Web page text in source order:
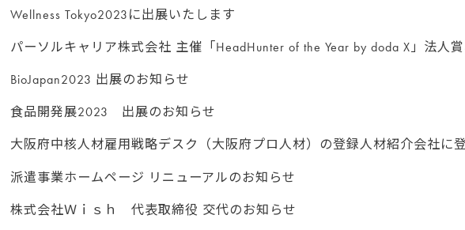
Wellness Tokyo2023に出展いたします
パーソルキャリア株式会社 主催「HeadHunter of the Year by doda X」法
BioJapan2023 出展のお知らせ
食品開発展2023 出展のお知らせ
大阪府中核人材雇用戦略デスク（大阪府プロ人材）の登録人材紹介会社に
派遣事業ホームページ リニューアルのお知らせ
株式会社Ｗｉｓｈ 代表取締役 交代のお知らせ